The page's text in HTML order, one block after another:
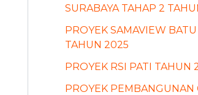
SURABAYA TAHAP 2
PROYEK SAMAVIEW
TAHUN 2025
PROYEK RSI PATI TAHUN
PROYEK PEMBANGUNAN